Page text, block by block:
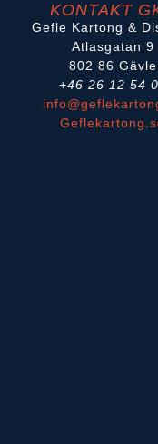
KONTAKT
Gefle Kartong &
Atlasgatan 9
802 86 Gävle
+46 26 12 54